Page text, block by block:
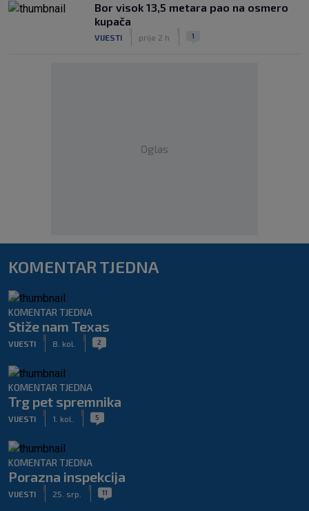
Bor visok 13,5 metara pao na osmero
kupača
VIJESTI prije 2 h 1
Oglas
KOMENTAR TJEDNA
KOMENTAR TJEDNA
Stiže nam Texas
VIJESTI 8. kol. 2
KOMENTAR TJEDNA
Trg pet spremnika
VIJESTI 1. kol. 5
KOMENTAR TJEDNA
Porazna inspekcija
VIJESTI 25. srp. 11